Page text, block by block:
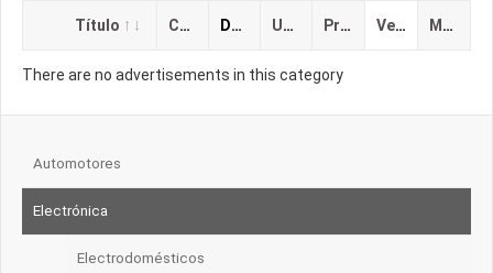
Título Categoría Descripción Ubicación Precio Vencimiento Mostrado
There are no advertisements in this category
Automotores
Electrónica
Electrodomésticos